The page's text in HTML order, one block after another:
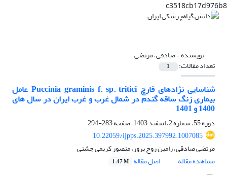
c3518cb17d976b8
نویسنده =صادقی، مرتضی
تعداد مقالات: 1
شناسایی نژادهای قارچ Puccinia graminis f. sp. tritici عامل
بیماری زنگ ساقه گندم در شمال غرب و غرب ایران در سال های
1400 و 1401
دوره 55، شماره 2، اسفند 1403، صفحه
283-294
10.22059/ijpps.2025.397992.1007085
مرتضی صادقی، رامین روح پرور، منصور کریمی جشنی
مشاهده مقاله
اصل مقاله 1.47 M